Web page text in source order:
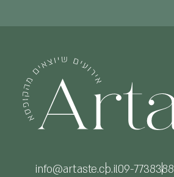
09-7738388
info@artaste.co.il